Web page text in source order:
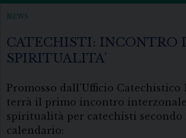
NEWS
CATECHISTI: INCONTRO
SPIRITUALITA’
Promosso dall’Ufficio Catechistico
terrà il primo incontro
spiritualità per catechisti secondo
calendario: